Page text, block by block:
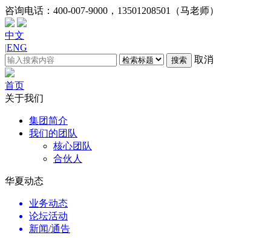
咨询电话： 400-007-9000，13501208501（马老师）
中文
|ENG
搜索 取消
首页
关于我们
集团简介
我们的团队
核心团队
合伙人
华夏动态
业务动态
论坛活动
新闻/通告